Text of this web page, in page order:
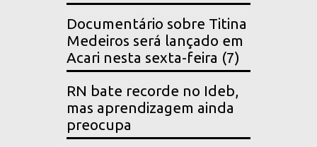
Documentário sobre Titina
Medeiros será lançado em
Acari nesta sexta-feira (7)
RN bate recorde no Ideb,
mas aprendizagem ainda
preocupa